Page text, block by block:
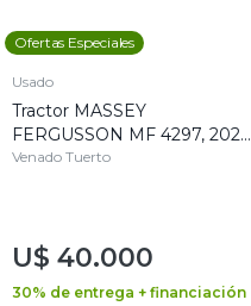
Ofertas Especiales
Usado
Tractor MASSEY
FERGUSSON MF 4297, 2020,
4WD, PATON
Venado Tuerto
U$ 40.000
30% de entrega + financiación